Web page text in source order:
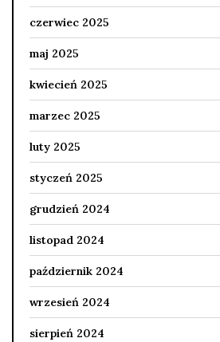
czerwiec 2025
maj 2025
kwiecień 2025
marzec 2025
luty 2025
styczeń 2025
grudzień 2024
listopad 2024
październik 2024
wrzesień 2024
sierpień 2024